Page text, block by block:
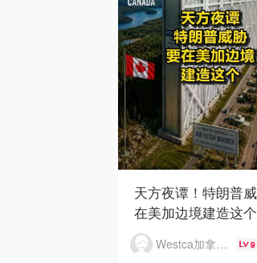
天方夜谭！特朗普
在美加边境建造这个
Westca加拿大生活 9